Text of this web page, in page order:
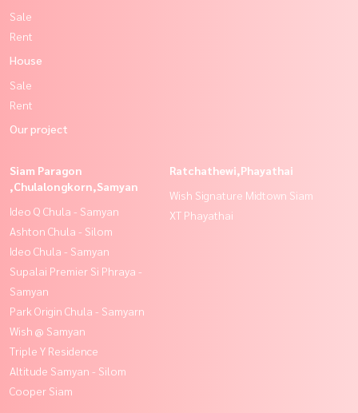
Sale
Rent
House
Sale
Rent
Our project
Siam Paragon
,Chulalongkorn,Samyan
Ideo Q Chula - Samyan
Ashton Chula - Silom
Ideo Chula - Samyan
Supalai Premier Si Phraya -
Samyan
Park Origin Chula - Samyarn
Wish @ Samyan
Triple Y Residence
Altitude Samyan - Silom
Cooper Siam
Ratchathewi,Phayathai
Wish Signature Midtown Siam
XT Phayathai